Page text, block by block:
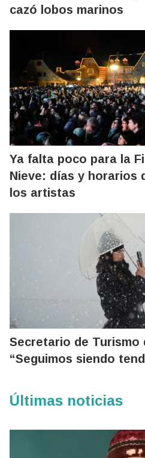
cazó lobos marinos
Ya falta poco para la
Nieve: días y horarios
los artistas
Secretario de Turismo
“Seguimos siendo
Últimas noticias